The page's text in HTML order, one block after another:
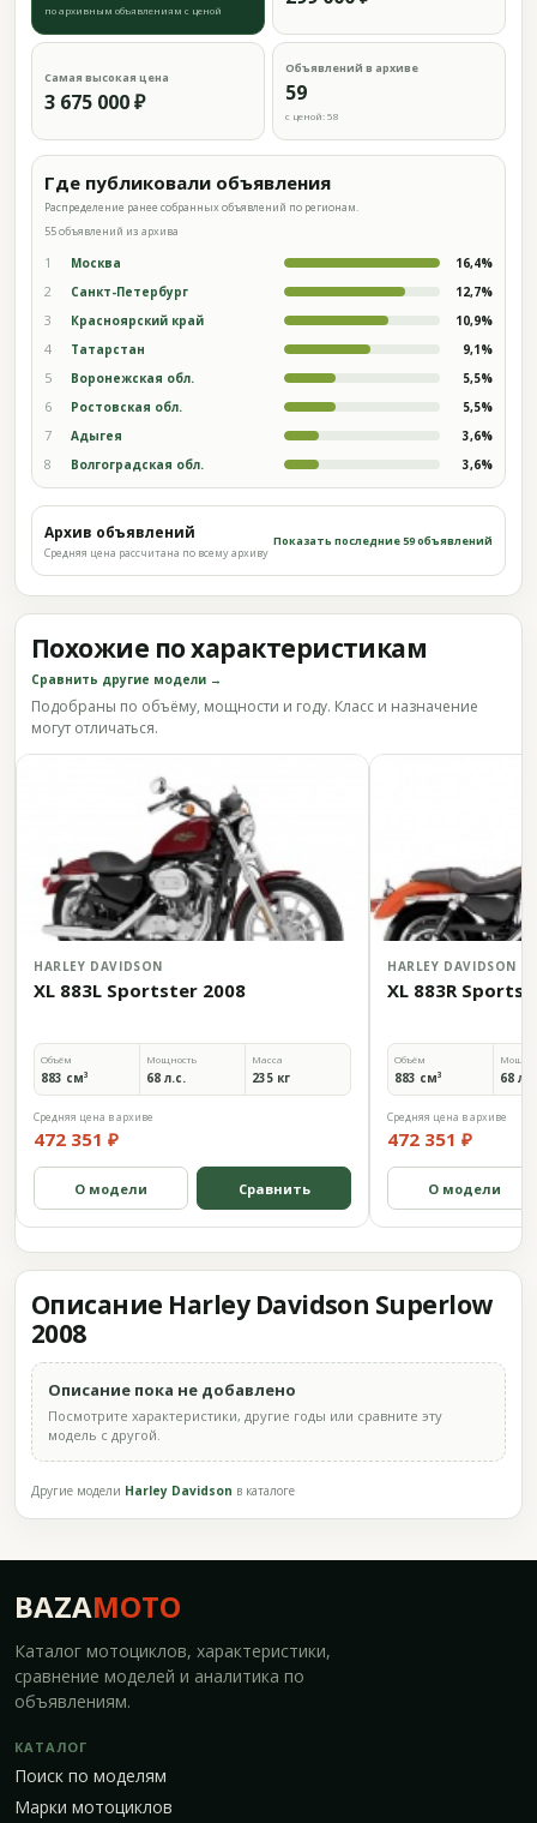
по архивным объявлениям с ценой
Самая высокая цена
3 675 000 ₽
Объявлений в архиве
59
с ценой: 58
Где публиковали объявления
Распределение ранее собранных объявлений по регионам.
55 объявлений из архива
1 Москва 16,4%
2 Санкт-Петербург 12,7%
3 Красноярский край 10,9%
4 Татарстан 9,1%
5 Воронежская обл. 5,5%
6 Ростовская обл. 5,5%
7 Адыгея 3,6%
8 Волгоградская обл. 3,6%
Архив объявлений
Средняя цена рассчитана по всему архиву
Показать последние 59 объявлений
Похожие по характеристикам
Сравнить другие модели →
Подобраны по объёму, мощности и году. Класс и назначение
могут отличаться.
HARLEY DAVIDSON
XL 883L Sportster 2008
Объём
883 см³
Мощность
68 л.с.
Масса
235 кг
Средняя цена в архиве
472 351 ₽
О модели Сравнить
HARLEY DAVIDSON
XL 883R
Объём
883 см³ 68
Средняя цена в архиве
472 351 ₽
О модели
Описание Harley Davidson Superlow
2008
Описание пока не добавлено
Посмотрите характеристики, другие годы или сравните эту
модель с другой.
Другие модели Harley Davidson в каталоге
BAZAMOTO
Каталог мотоциклов, характеристики,
сравнение моделей и аналитика по
объявлениям.
КАТАЛОГ
Поиск по моделям
Марки мотоциклов